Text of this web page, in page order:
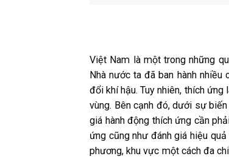
Việt Nam là một trong những
Nhà nước ta đã ban hành
đổi khí hậu. Tuy nhiên, thích
vùng. Bên cạnh đó, dưới sự
giá hành động thích ứng cần
ứng cũng như đánh giá hiệu
phương, khu vực một cách đa